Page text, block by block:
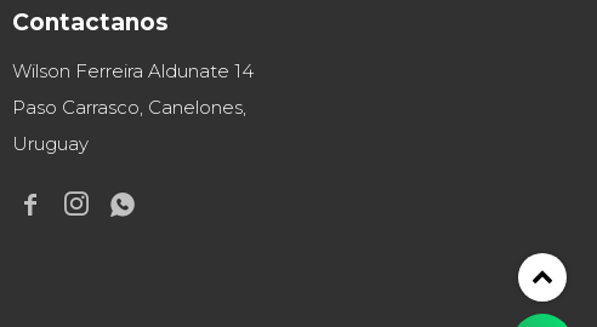
Contactanos
Wilson Ferreira Aldunate 14
Paso Carrasco, Canelones,
Uruguay
  